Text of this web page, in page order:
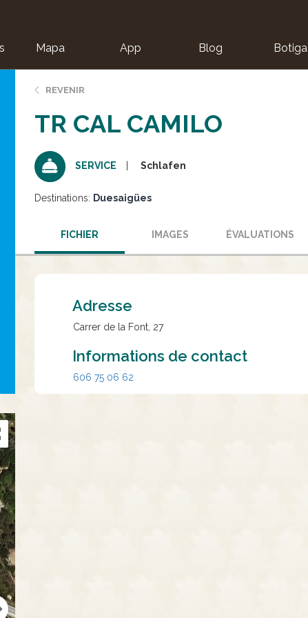
Mapa App Blog Botiga
REVENIR
TR CAL CAMILO
SERVICE Schlafen
Destinations: Duesaigües
FICHIER IMAGES ÉVALUATIONS
Adresse
Carrer de la Font, 27
Informations de contact
606 75 06 62